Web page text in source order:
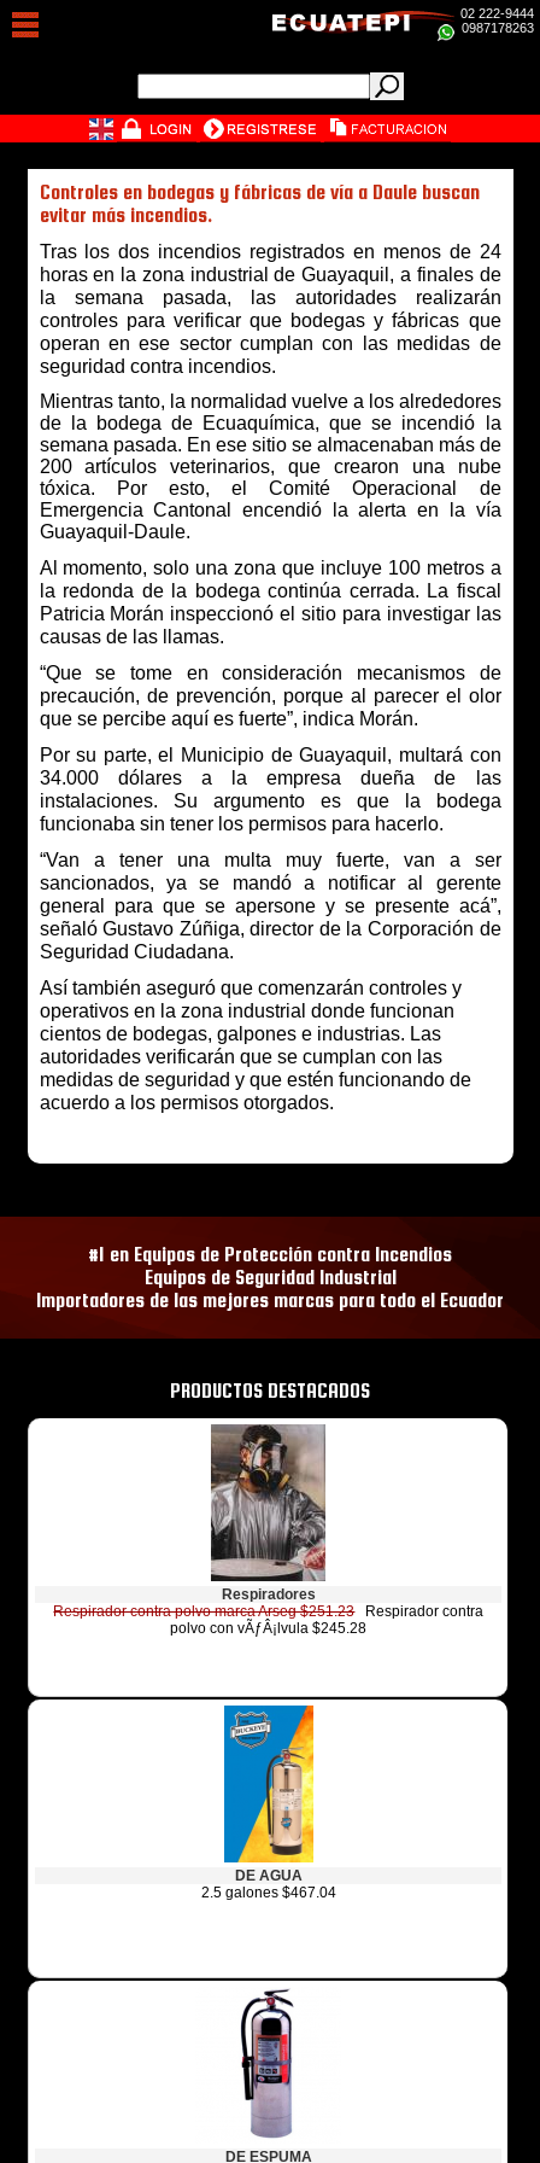
02 222-9444
0987178263
Controles en bodegas y fábricas de vía a Daule buscan
evitar más incendios.
Tras los dos incendios registrados en menos de 24
horas en la zona industrial de Guayaquil, a finales de
la semana pasada, lasautoridades realizarán
controles para verificar que bodegas y fábricas que
operan en ese sector cumplan con las medidas de
seguridad contra incendios.
Mientras tanto, la normalidad vuelve a los alrededores
de la bodega de Ecuaquímica, que se incendió la
semana pasada. En ese sitio se almacenaban más de
200 artículos veterinarios, que crearon una nube
tóxica. Por esto, el Comité Operacional de
Emergencia Cantonal encendió la alerta en la vía
Guayaquil-Daule.
Al momento, solo una zona que incluye 100 metros a
la redonda de la bodega continúa cerrada. La fiscal
Patricia Morán inspeccionó el sitio para investigar las
causas de las llamas.
“Que se tome en consideración mecanismos de
precaución, de prevención, porque al parecer el olor
que se percibe aquí es fuerte”, indica Morán.
Por su parte, el Municipio de Guayaquil, multará con
34.000 dólares a la empresa dueña de las
instalaciones. Su argumento es que la bodega
funcionaba sin tener los permisos para hacerlo.
“Van a tener una multa muy fuerte, van a ser
sancionados, ya se mandó a notificar al gerente
general para que se apersone y se presente acá”,
señaló Gustavo Zúñiga, director de la Corporación de
Seguridad Ciudadana.
Así también aseguró que comenzarán controles y
operativos en la zona industrial donde funcionan
cientos de bodegas, galpones e industrias. Las
autoridades verificarán que se cumplan con las
medidas de seguridad y que estén funcionando de
acuerdo a los permisos otorgados.
#1 en Equipos de Protección contra Incendios
Equipos de Seguridad Industrial
Importadores de las mejores marcas para todo el Ecuador
PRODUCTOS DESTACADOS
Respiradores
Respirador contra polvo marca Arseg $251.23Respirador contra
polvo con vÃƒÂ¡lvula $245.28
DE AGUA
2.5 galones $467.04
DE ESPUMA